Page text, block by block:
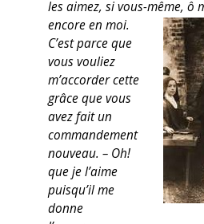
les aimez, si vous-même, ô
encore en moi.
C’est parce que
vous vouliez
m’accorder cette
grâce que vous
avez fait un
commandement
nouveau. – Oh!
que je l’aime
puisqu’il me
donne